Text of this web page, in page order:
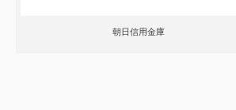
朝日信用金庫